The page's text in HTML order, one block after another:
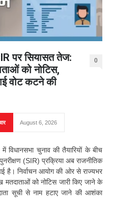
पर सियासत तेज:
को नोटिस,
वोट कटने की
0
August 6, 2026
विधानसभा चुनाव की तैयारियों के बीच
(SIR) प्रक्रिया अब राजनीतिक
है। निर्वाचन आयोग की ओर से राज्यभर
को नोटिस जारी किए जाने के
सूची से नाम हटाए जाने की आशंका